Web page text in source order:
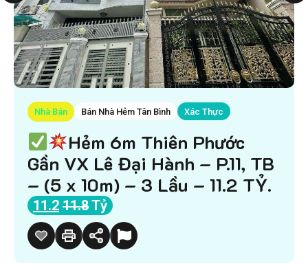
Nhà Bán Bán Nhà Hẻm Tân Bình Xác Thực
Hẻm 6m Thiên Phước
Gần VX Lê Đại Hành – P.11, TB
– (5 x 10m) – 3 Lầu – 11.2 TỶ.
11.2 11.8Tỷ